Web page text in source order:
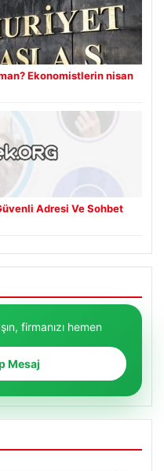
Ekonomistlerin nisan
Adresi Ve Sohbet
firmanızı hemen
Mesaj